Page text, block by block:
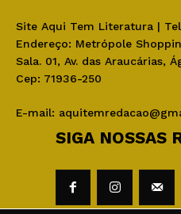
Site Aqui Tem Literatura |
Endereço: Metrópole
Sala. 01, Av. das Araucárias,
Cep: 71936-250
E-mail:
SIGA NOSSAS